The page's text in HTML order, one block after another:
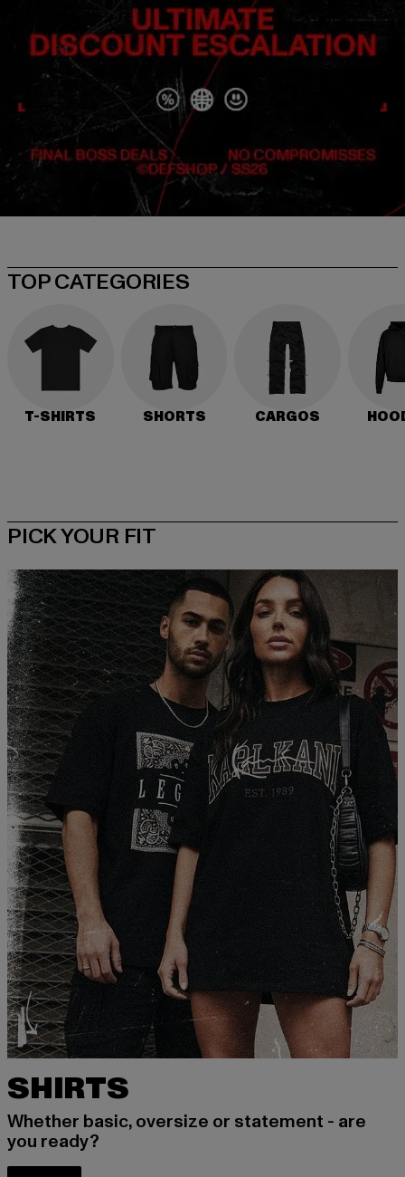
TOP CATEGORIES
T-SHIRTS SHORTS CARGOS
PICK YOUR FIT
SHIRTS
Whether basic, oversize or statement - are
you ready?